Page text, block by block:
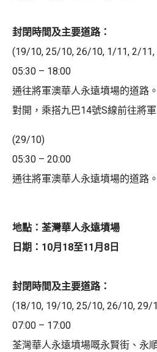
封閉時間及主要道路：
(19/10, 25/10, 26/10, 1/11, 2/
05:30 – 18:00
通往將軍澳華人永遠墳場的道路
對開，乘搭九巴14號S線前往將
(29/10)
05:30 – 20:00
通往將軍澳華人永遠墳場的道路。
地點：荃灣華人永遠墳場
日期：10月18至11月8日
封閉時間及主要道路：
(18/10, 19/10, 25/10, 26/10, 29/
07:00 – 17:00
荃灣華人永遠墳場嘅永賢街、永